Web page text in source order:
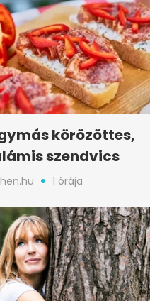
körözöttes,
szendvics
1 órája